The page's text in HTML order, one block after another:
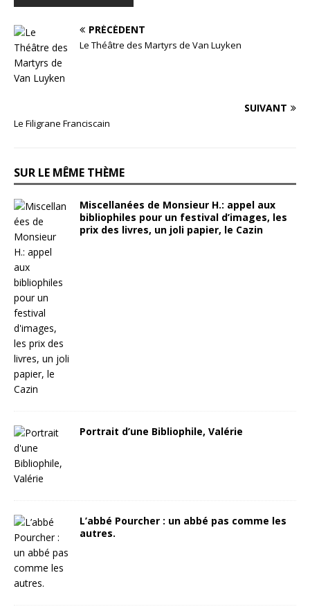
PRÉCÉDENT
Le Théâtre des Martyrs de Van Luyken
SUIVANT
Le Filigrane Franciscain
SUR LE MÊME THÈME
Miscellanées de Monsieur H.: appel aux
bibliophiles pour un festival d’images, les
prix des livres, un joli papier, le Cazin
Portrait d’une Bibliophile, Valérie
L’abbé Pourcher : un abbé pas comme les
autres.